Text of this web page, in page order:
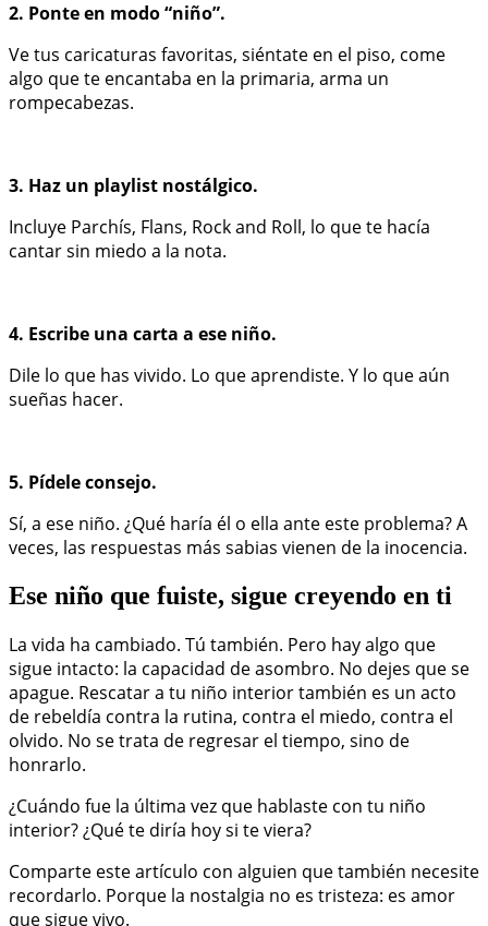
2. Ponte en modo “niño”.
Ve tus caricaturas favoritas, siéntate en el piso, come
algo que te encantaba en la primaria, arma un
rompecabezas.
3. Haz un playlist nostálgico.
Incluye Parchís, Flans, Rock and Roll, lo que te hacía
cantar sin miedo a la nota.
4. Escribe una carta a ese niño.
Dile lo que has vivido. Lo que aprendiste. Y lo que aún
sueñas hacer.
5. Pídele consejo.
Sí, a ese niño. ¿Qué haría él o ella ante este problema? A
veces, las respuestas más sabias vienen de la inocencia.
Ese niño que fuiste, sigue creyendo en ti
La vida ha cambiado. Tú también. Pero hay algo que
sigue intacto: la capacidad de asombro. No dejes que se
apague. Rescatar a tu niño interior también es un acto
de rebeldía contra la rutina, contra el miedo, contra el
olvido. No se trata de regresar el tiempo, sino de
honrarlo.
¿Cuándo fue la última vez que hablaste con tu niño
interior? ¿Qué te diría hoy si te viera?
Comparte este artículo con alguien que también necesite
recordarlo. Porque la nostalgia no es tristeza: es amor
que sigue vivo.